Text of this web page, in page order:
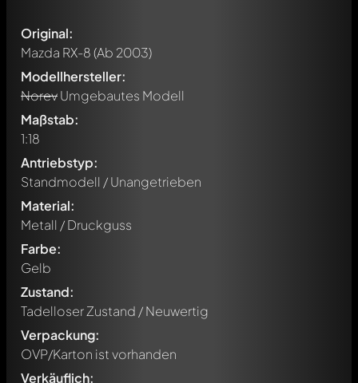
Original:
Mazda RX-8(Ab 2003)
Modellhersteller:
NorevUmgebautes Modell
Maßstab:
1:18
Antriebstyp:
Standmodell / Unangetrieben
Material:
Metall / Druckguss
Farbe:
Gelb
Zustand:
Tadelloser Zustand / Neuwertig
Verpackung:
OVP/Karton ist vorhanden
Verkäuflich:
Schreibe jetzt einen ersten Kommentar zu diesem Modell!
Jeder Kommentar kann von allen Mitgliedern diskutiert
werden. Es ist wie ein Chat.